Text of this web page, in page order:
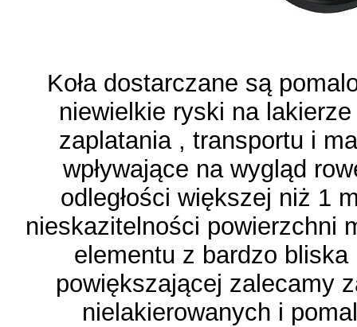
Koła dostarczane są
niewielkie ryski na
zaplatania , transportu i
wpływające na wygląd
odległości większej niż 1
nieskazitelności powierzchni
elementu z bardzo
powiększającej zalecamy
nielakierowanych i